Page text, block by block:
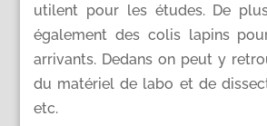
utilent pour les études. De
également des colis lapins
arrivants. Dedans on peut y
du matériel de labo et de
etc.